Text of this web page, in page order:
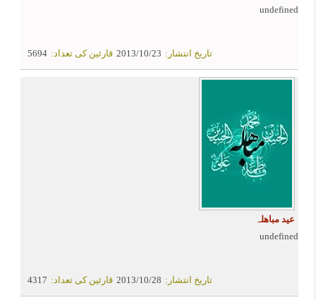
undefined
5694 قارئین کی تعداد: 2013/10/23 تاریخ انتشار:
عید مباهلہ
undefined
4317 قارئین کی تعداد: 2013/10/28 تاریخ انتشار: